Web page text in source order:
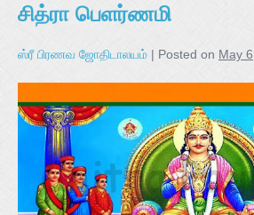
சித்ரா பெளர்ணமி
ஸ்ரீ பிரணவ ஜோதிடாலயம் | Posted on May